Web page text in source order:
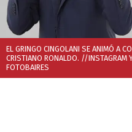
EL GRINGO CINGOLANI SE ANIMÓ A
CRISTIANO RONALDO. //INSTAGRAM
FOTOBAIRES